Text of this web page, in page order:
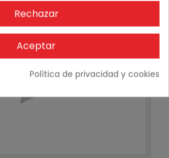
Rechazar
Aceptar
Política de privacidad y cookies